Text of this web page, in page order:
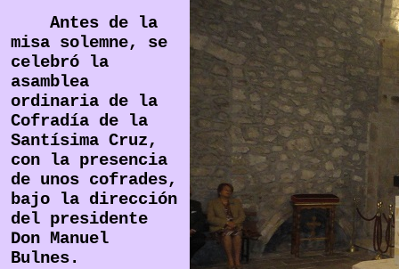
Antes de la
misa solemne, se
celebró la
asamblea
ordinaria de la
Cofradía de la
Santísima Cruz,
con la presencia
de unos cofrades,
bajo la dirección
del presidente
Don Manuel
Bulnes.